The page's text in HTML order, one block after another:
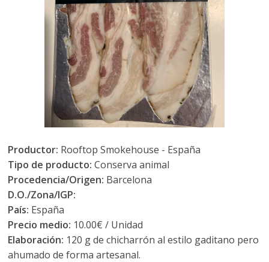
Productor: Rooftop Smokehouse - España
Tipo de producto:Conserva animal
Procedencia/Origen: Barcelona
D.O./Zona/IGP:
País: España
Precio medio: 10.00€ / Unidad
Elaboración: 120 g de chicharrón al estilo gaditano pero
ahumado de forma artesanal.